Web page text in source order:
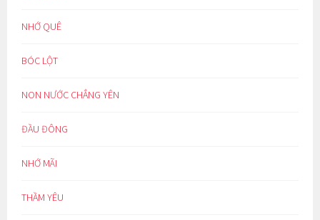
NHỚ QUÊ
BÓC LỘT
NON NƯỚC CHẲNG YÊN
ĐẦU ĐÔNG
NHỚ MÃI
THẦM YÊU